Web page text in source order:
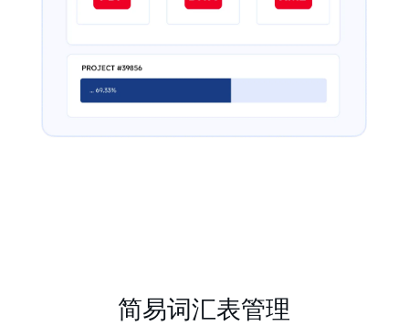
简易词汇表管理